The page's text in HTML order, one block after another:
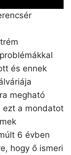
és ennek
megható
ezt a mondatot
6 évben
hogy ő ismeri